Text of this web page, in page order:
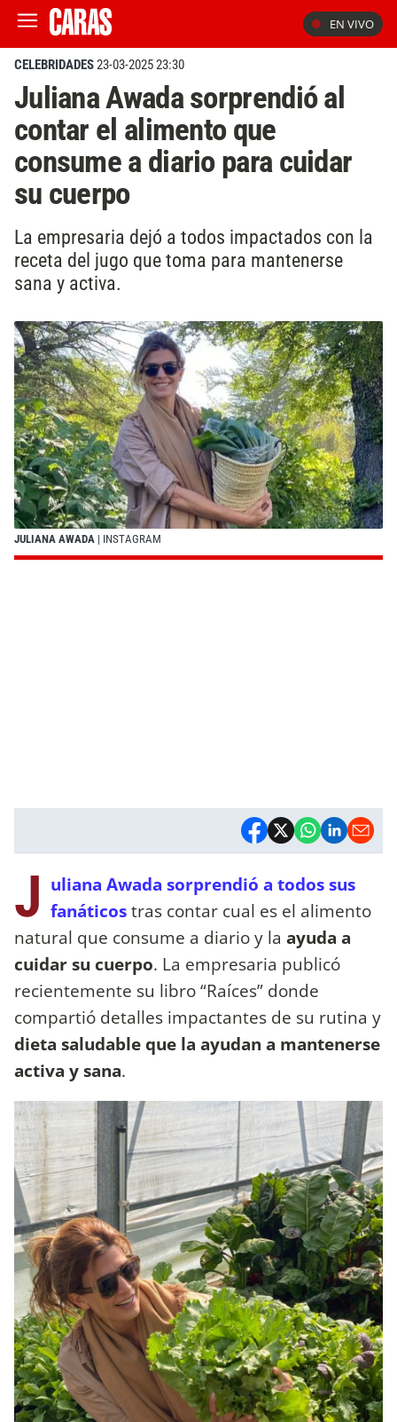
EN VIVO
CELEBRIDADES23-03-2025 23:30
Juliana Awada sorprendió al
contar el alimento que
consume a diario para cuidar
su cuerpo
La empresaria dejó a todos impactados con la
receta del jugo que toma para mantenerse
sana y activa.
JULIANA AWADA | INSTAGRAM
J uliana Awada sorprendió a todos sus
fanáticostras contar cual es el alimento
natural que consume a diario y la ayuda a
cuidar su cuerpo. La empresaria publicó
recientemente su libro “Raíces” donde
compartió detalles impactantes de su rutina y
dieta saludable que la ayudan a mantenerse
activa y sana.